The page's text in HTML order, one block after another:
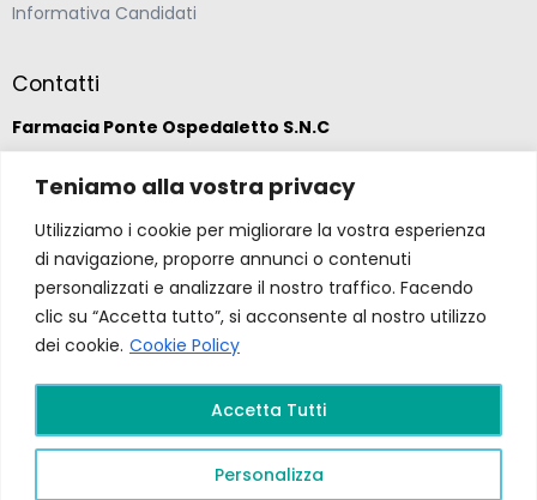
Teniamo alla vostra privacy
Utilizziamo i cookie per migliorare la vostra esperienza
di navigazione, proporre annunci o contenuti
personalizzati e analizzare il nostro traffico. Facendo
clic su “Accetta tutto”, si acconsente al nostro utilizzo
dei cookie. Cookie Policy
Personalizza
Accetta Tutti
Informativa Candidati
Contatti
Farmacia Ponte Ospedaletto S.N.C
Via della Solidarietà 2,
47020 Longiano, Forlì-Cesena
(39) 0547 57265
farmacia@ponteospedaletto.it
Farmacia Ponte Ospedaletto 2026. Tutti diritti
riservati a Farmacia Ponte Ospedaletto. Sito creato
Gruppo Ingegneria.Privacy Policy –